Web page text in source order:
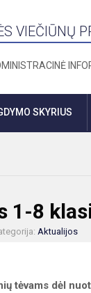
VIEČIŪNŲ
SKYRIUS
1-8
Aktualijos
tėvams dėl